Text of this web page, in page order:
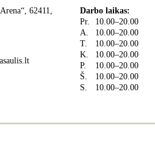
62411,
Darbo laikas:
Pr.
10.00–20.00
A.
10.00–20.00
T.
10.00–20.00
K.
10.00–20.00
P.
10.00–20.00
Š.
10.00–20.00
S.
10.00–20.00